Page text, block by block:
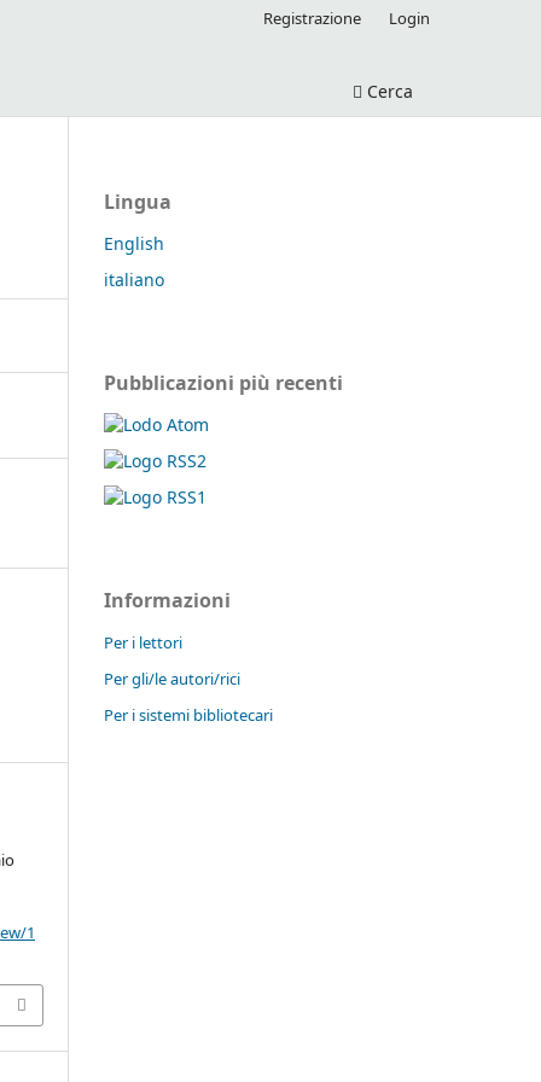
Cerca
Registrazione Login
1
Lingua
English
italiano
Pubblicazioni più recenti
Informazioni
Per i lettori
Per gli/le autori/rici
Per i sistemi bibliotecari